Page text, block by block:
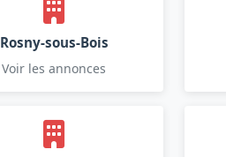
Rosny-sous-Bois
Voir les annonces